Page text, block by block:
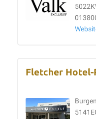
Fletcher